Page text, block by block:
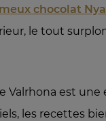
chocolat
le tout
Valrhona est
les recettes